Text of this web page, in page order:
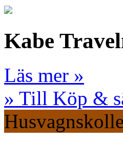
Kabe
Läs mer »
» Till Köp &